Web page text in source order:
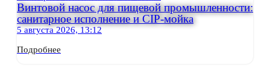
Винтовой насос для пищевой промышленности:
санитарное исполнение и CIP-мойка
5 августа 2026, 13:12
Подробнее